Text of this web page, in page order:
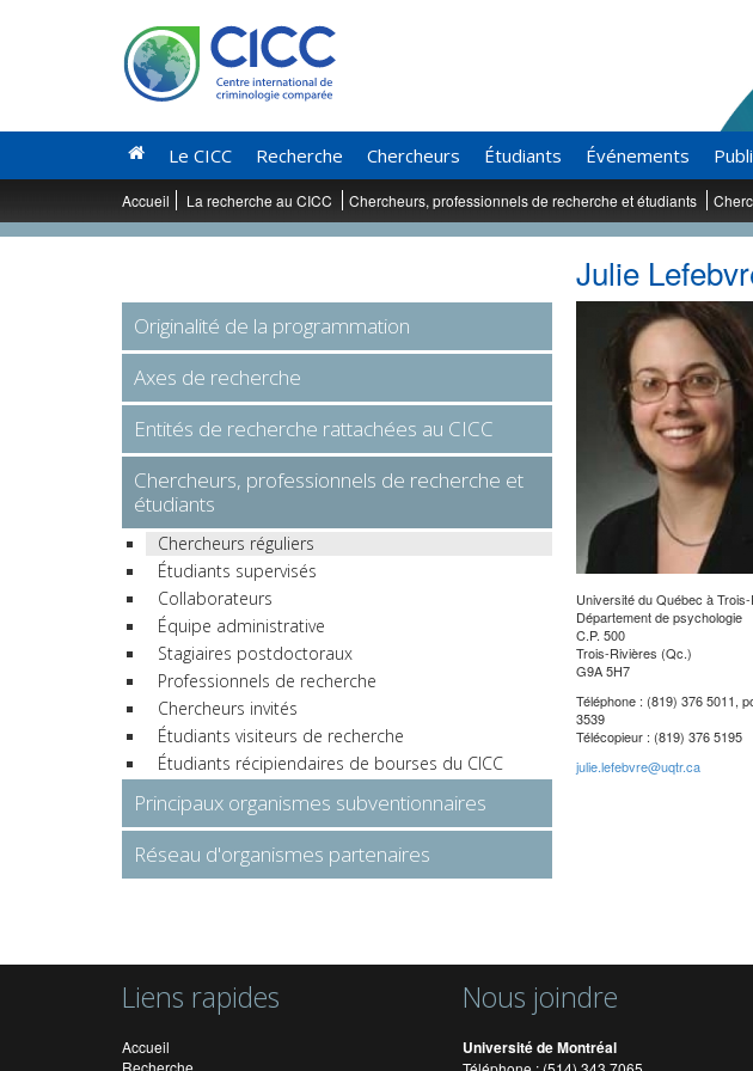
Le CICC Recherche Chercheurs Étudiants Événements
Accueil La recherche au CICC Chercheurs, professionnels de recherche et étudiants
Julie
Université du Québec à
Département de psychologie
C.P. 500
Trois-Rivières (Qc.)
G9A 5H7
Téléphone : (819) 376 5011,
3539
Télécopieur : (819) 376 5195
julie.lefebvre@uqtr.ca
Originalité de la programmation
Axes de recherche
Entités de recherche rattachées au CICC
Chercheurs, professionnels de recherche et
étudiants
Chercheurs réguliers
Étudiants supervisés
Collaborateurs
Équipe administrative
Stagiaires postdoctoraux
Professionnels de recherche
Chercheurs invités
Étudiants visiteurs de recherche
Étudiants récipiendaires de bourses du CICC
Principaux organismes subventionnaires
Réseau d'organismes partenaires
Liens rapides
Accueil
Recherche
Nous joindre
Université de Montréal